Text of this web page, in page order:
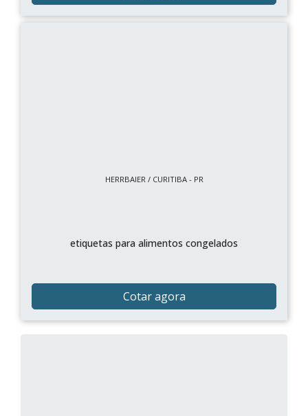
HERRBAIER / CURITIBA - PR
etiquetas para alimentos congelados
Cotar agora